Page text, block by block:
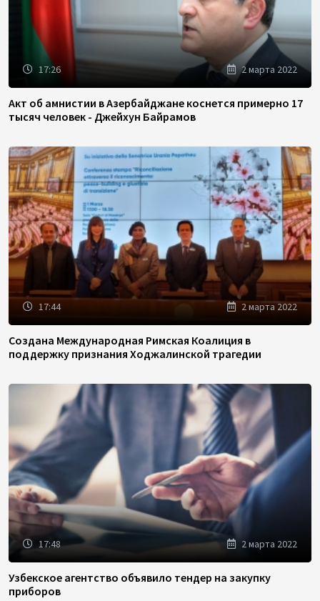
17:26 2 марта 2022
Акт об амнистии в Азербайджане коснется примерно 17
тысяч человек - Джейхун Байрамов
17:44 2 марта 2022
Создана Международная Римская Коалиция в
поддержку признания Ходжалинской трагедии
17:48 2 марта 2022
Узбекское агентство объявило тендер на закупку
приборов